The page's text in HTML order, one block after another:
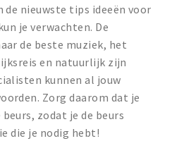
nieuwste tips ideeën voor
je verwachten. De
de beste muziek, het
en natuurlijk zijn
kunnen al jouw
Zorg daarom dat je
zodat je de beurs
die je nodig hebt!